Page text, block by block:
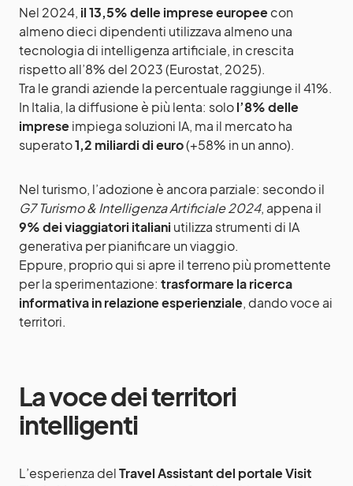
Nel 2024, il 13,5% delle imprese europeecon
almeno dieci dipendenti utilizzava almeno una
tecnologia di intelligenza artificiale, in crescita
rispetto all’8% del 2023 (Eurostat, 2025).
Tra le grandi aziende la percentuale raggiunge il 41%.
In Italia, la diffusione è più lenta: solol’8% delle
impreseimpiega soluzioni IA, ma il mercato ha
superato1,2 miliardi di euro(+58% in un anno).
Nel turismo, l’adozione è ancora parziale: secondo il
G7 Turismo & Intelligenza Artificiale 2024, appena il
9% dei viaggiatori italiani utilizza strumenti di IA
generativa per pianificare un viaggio.
Eppure, proprio qui si apre il terreno più promettente
per la sperimentazione: trasformare la ricerca
informativa in relazione esperienziale, dando voce ai
territori.
La voce dei territori
intelligenti
L’esperienza delTravel Assistant del portale Visit